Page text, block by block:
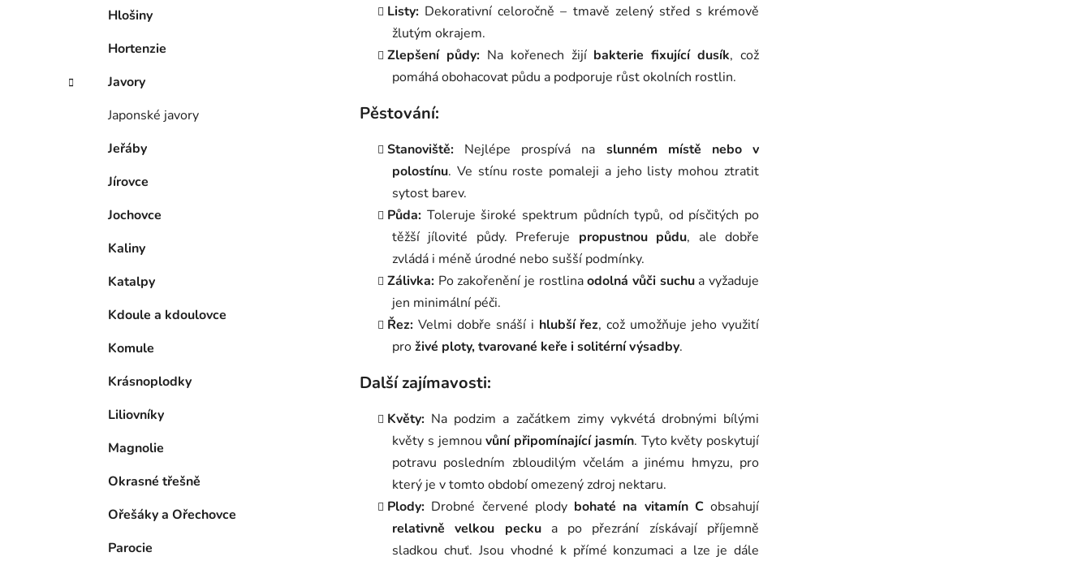
Hlošiny
Hortenzie
Javory
Japonské javory
Jeřáby
Jírovce
Jochovce
Kaliny
Katalpy
Kdoule a kdoulovce
Komule
Krásnoplodky
Liliovníky
Magnolie
Okrasné třešně
Ořešáky a Ořechovce
Parocie
Listy: Dekorativní celoročně – tmavě zelený střed s krémově
žlutým okrajem.
Zlepšení půdy:Na kořenech žijí bakterie fixující dusík, což
pomáhá obohacovat půdu a podporuje růst okolních rostlin.
Pěstování:
Stanoviště: Nejlépe prospívá na slunném místě nebo v
polostínu. Ve stínu roste pomaleji a jeho listy mohou ztratit
sytost barev.
Půda: Toleruje široké spektrum půdních typů, od písčitých po
těžší jílovité půdy. Preferuje propustnou půdu, ale dobře
zvládá i méně úrodné nebo sušší podmínky.
Zálivka: Po zakořenění je rostlinaodolná vůči suchua vyžaduje
jen minimální péči.
Řez: Velmi dobře snáší i hlubší řez, což umožňuje jeho využití
proživé ploty, tvarované keře i solitérní výsadby.
Další zajímavosti:
Květy: Na podzim a začátkem zimy vykvétá drobnými bílými
květy s jemnouvůní připomínající jasmín. Tyto květy poskytují
potravu posledním zbloudilým včelám a jinému hmyzu, pro
který je v tomto období omezený zdroj nektaru.
Plody: Drobné červené plody bohaté na vitamín Cobsahují
relativně velkou peckua po přezrání získávají příjemně
sladkou chuť. Jsou vhodné k přímé konzumaci a lze je dále